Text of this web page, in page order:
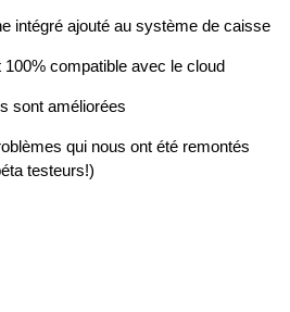
intégré ajouté au système de caisse
compatible avec le cloud
sont améliorées
qui nous ont été remontés
testeurs!)